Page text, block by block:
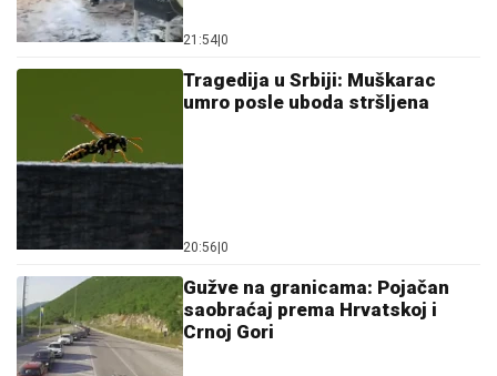
21:54 0
Tragedija u Srbiji: Muškarac
umro posle uboda stršljena
20:56 0
Gužve na granicama: Pojačan
saobraćaj prema Hrvatskoj i
Crnoj Gori